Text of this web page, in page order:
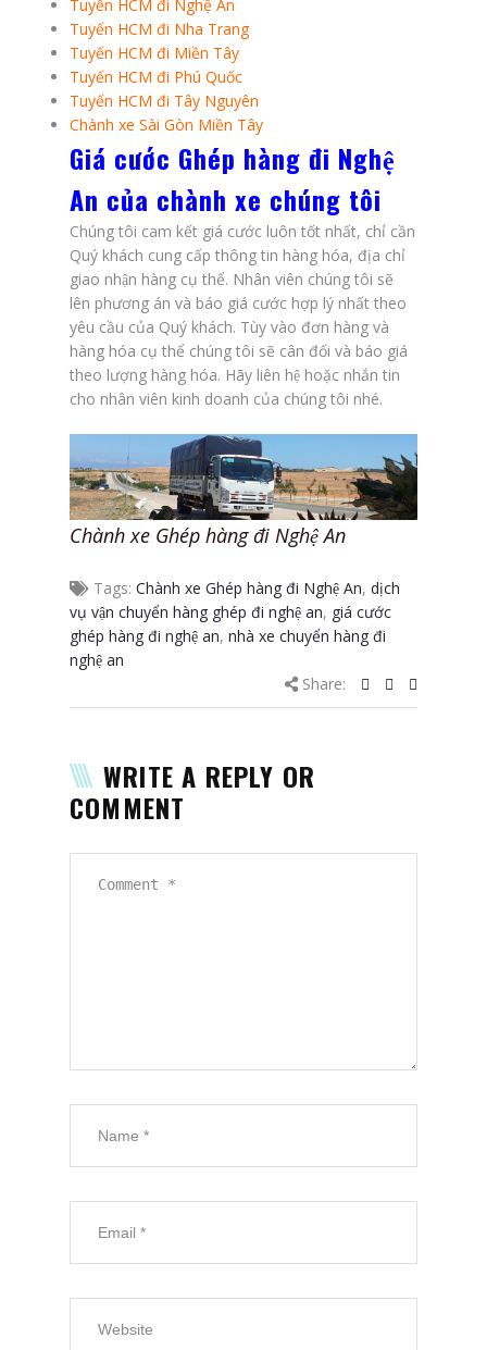
Tuyến HCM đi Nghệ An
Tuyến HCM đi Nha Trang
Tuyến HCM đi Miền Tây
Tuyến HCM đi Phú Quốc
Tuyến HCM đi Tây Nguyên
Chành xe Sài Gòn Miền Tây
Giá cước Ghép hàng đi Nghệ
An của chành xe chúng tôi
Chúng tôi cam kết giá cước luôn tốt nhất, chỉ cần
Quý khách cung cấp thông tin hàng hóa, địa chỉ
giao nhận hàng cụ thể. Nhân viên chúng tôi sẽ
lên phương án và báo giá cước hợp lý nhất theo
yêu cầu của Quý khách. Tùy vào đơn hàng và
hàng hóa cụ thể chúng tôi sẽ cân đối và báo giá
theo lượng hàng hóa. Hãy liên hệ hoặc nhắn tin
cho nhân viên kinh doanh của chúng tôi nhé.
Chành xe Ghép hàng đi Nghệ An
Tags: Chành xe Ghép hàng đi Nghệ An, dịch
vụ vận chuyển hàng ghép đi nghệ an, giá cước
ghép hàng đi nghệ an, nhà xe chuyển hàng đi
nghệ an
Share:
WRITE A REPLY OR
COMMENT